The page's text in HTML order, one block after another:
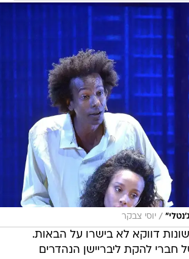
/ יוסי צבקר
דווקא לא בישרו על הבאות.
חברי להקת ליבריישן הנהדרים